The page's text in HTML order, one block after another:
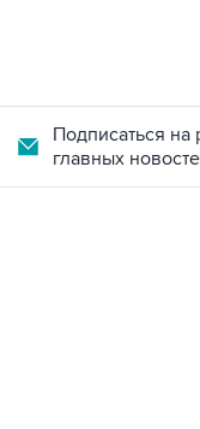
Подписаться на
главных